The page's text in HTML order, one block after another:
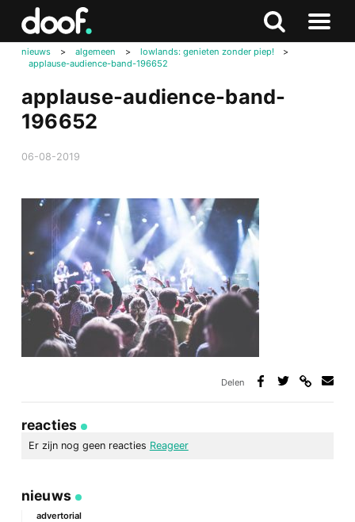
Zoeken
Naar
nieuws > algemeen > lowlands: genieten zonder piep!
>
applause-audience-band-196652
applause-audience-band-
196652
06-08-2019
Delen
reacties
Er zijn nog geen reacties Reageer
Je e-mailadres wordt niet gepubliceerd.
gemarkeerd met
nieuws
advertorial
Doof.nl
Zoeken